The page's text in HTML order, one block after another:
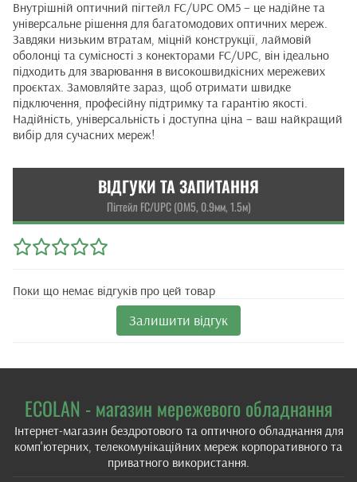
Внутрішній оптичний пігтейл FC/UPC OM5 – це надійне та
універсальне рішення для багатомодових оптичних мереж.
Завдяки низьким втратам, міцній конструкції, лаймовій
оболонці та сумісності з конекторами FC/UPC, він ідеально
підходить для зварювання в високошвидкісних мережевих
проєктах. Замовляйте зараз, щоб отримати швидке
підключення, професійну підтримку та гарантію якості.
Надійність, універсальність і доступна ціна – ваш найкращий
вибір для сучасних мереж!
ВІДГУКИ ТА ЗАПИТАННЯ
Пігтейл FC/UPC (OM5, 0.9мм, 1.5м)
Поки що немає відгуків про цей товар
Залишити відгук
ECOLAN - магазин мережевого обладнання
Інтернет-магазин бездротового та оптичного обладнання для
комп'ютерних, телекомунікаційних мереж корпоративного та
приватного використання.